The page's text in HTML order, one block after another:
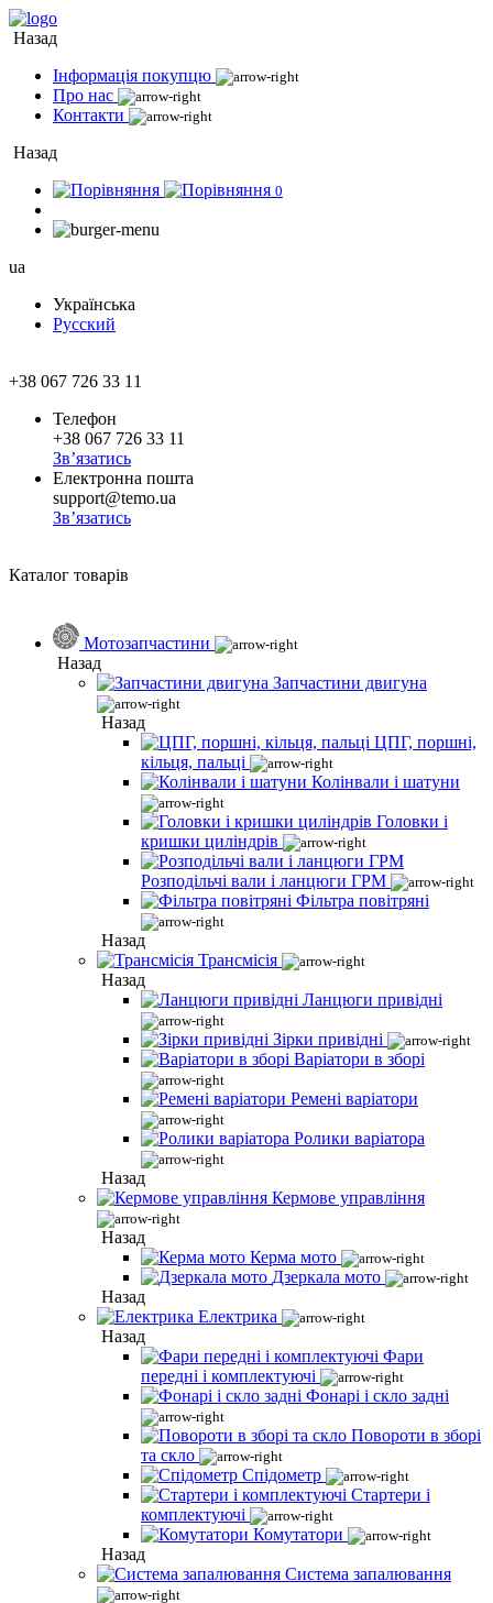
Назад
Інформація покупцю
Про нас
Контакти
Назад
0
ua
Українська
Русский
+38 067 726 33 11
Телефон
+38 067 726 33 11
Зв’язатись
Електронна пошта
support@temo.ua
Зв’язатись
Каталог товарів
Мотозапчастини
Назад
Запчастини двигуна
Назад
ЦПГ, поршні,
кільця, пальці
Колінвали і шатуни
Головки і
кришки циліндрів
Розподільчі вали і ланцюги ГРМ
Фільтра повітряні
Назад
Трансмісія
Назад
Ланцюги привідні
Зірки привідні
Варіатори в зборі
Ремені варіатори
Ролики варіатора
Назад
Кермове управління
Назад
Керма мото
Дзеркала мото
Назад
Електрика
Назад
Фари
передні і комплектуючі
Фонарі і скло задні
Повороти в зборі
та скло
Спідометр
Стартери і
комплектуючі
Комутатори
Назад
Система запалювання